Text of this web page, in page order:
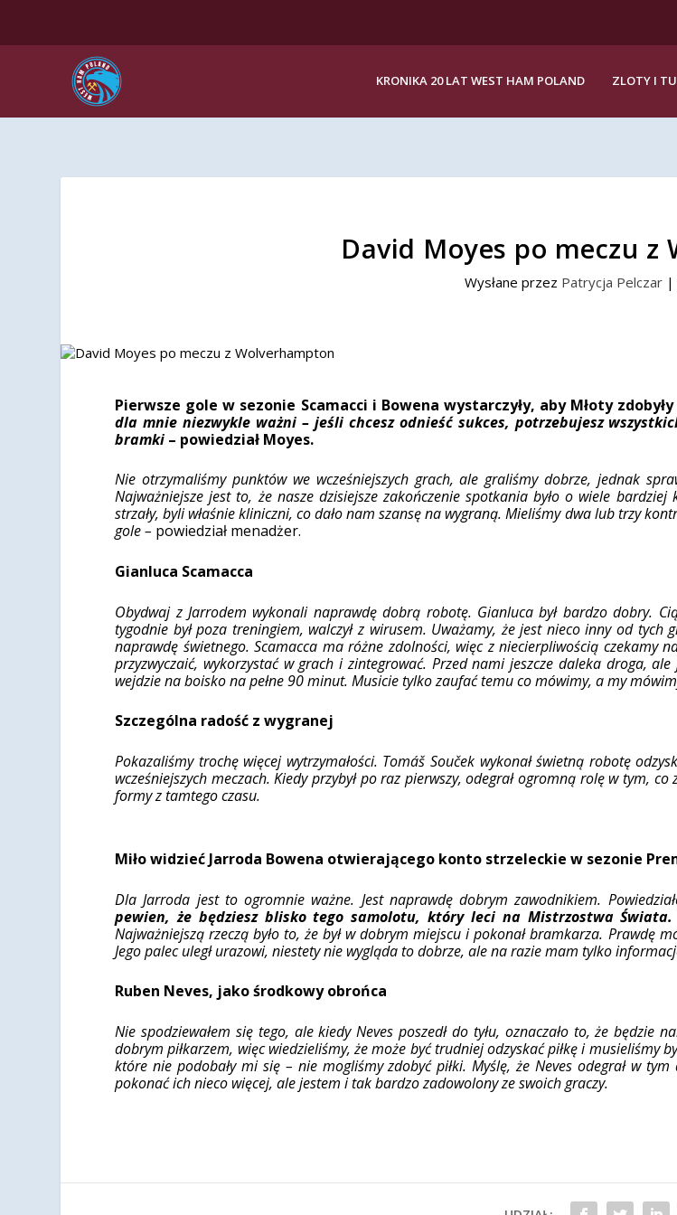
KRONIKA 20 LAT WEST HAM POLAND ZLOTY I
David Moyes po meczu z
Wysłane przez Patrycja Pelczar|
Pierwsze gole w sezonie Scamacci i Bowena wystarczyły, aby Młoty
dla mnie niezwykle ważni – jeśli chcesz odnieść sukces, potrzebujesz
bramki – powiedział Moyes.
Nie otrzymaliśmy punktów we wcześniejszych grach, ale graliśmy dobrze, jednak
Najważniejsze jest to, że nasze dzisiejsze zakończenie spotkania było o wiele
strzały, byli właśnie kliniczni, co dało nam szansę na wygraną. Mieliśmy dwa lub trzy
gole – powiedział menadżer.
Gianluca Scamacca
Obydwaj z Jarrodem wykonali naprawdę dobrą robotę. Gianluca był bardzo dobry.
tygodnie był poza treningiem, walczył z wirusem. Uważamy, że jest nieco inny od tych
naprawdę świetnego. Scamacca ma różne zdolności, więc z niecierpliwością czekamy
przyzwyczaić, wykorzystać w grach i zintegrować. Przed nami jeszcze daleka droga,
wejdzie na boisko na pełne 90 minut. Musicie tylko zaufać temu co mówimy, a my
Szczególna radość z wygranej
Pokazaliśmy trochę więcej wytrzymałości. Tomáš Souček wykonał świetną robotę
wcześniejszych meczach. Kiedy przybył po raz pierwszy, odegrał ogromną rolę w tym,
formy z tamtego czasu.
Miło widzieć Jarroda Bowena otwierającego konto strzeleckie w sezonie
Dla Jarroda jest to ogromnie ważne. Jest naprawdę dobrym zawodnikiem.
pewien, że będziesz blisko tego samolotu, który leci na Mistrzostwa Świata.
Najważniejszą rzeczą było to, że był w dobrym miejscu i pokonał bramkarza. Prawdę
Jego palec uległ urazowi, niestety nie wygląda to dobrze, ale na razie mam tylko
Ruben Neves, jako środkowy obrońca
Nie spodziewałem się tego, ale kiedy Neves poszedł do tyłu, oznaczało to, że będzie
dobrym piłkarzem, więc wiedzieliśmy, że może być trudniej odzyskać piłkę i musieliśmy
które nie podobały mi się – nie mogliśmy zdobyć piłki. Myślę, że Neves odegrał w
pokonać ich nieco więcej, ale jestem i tak bardzo zadowolony ze swoich graczy.